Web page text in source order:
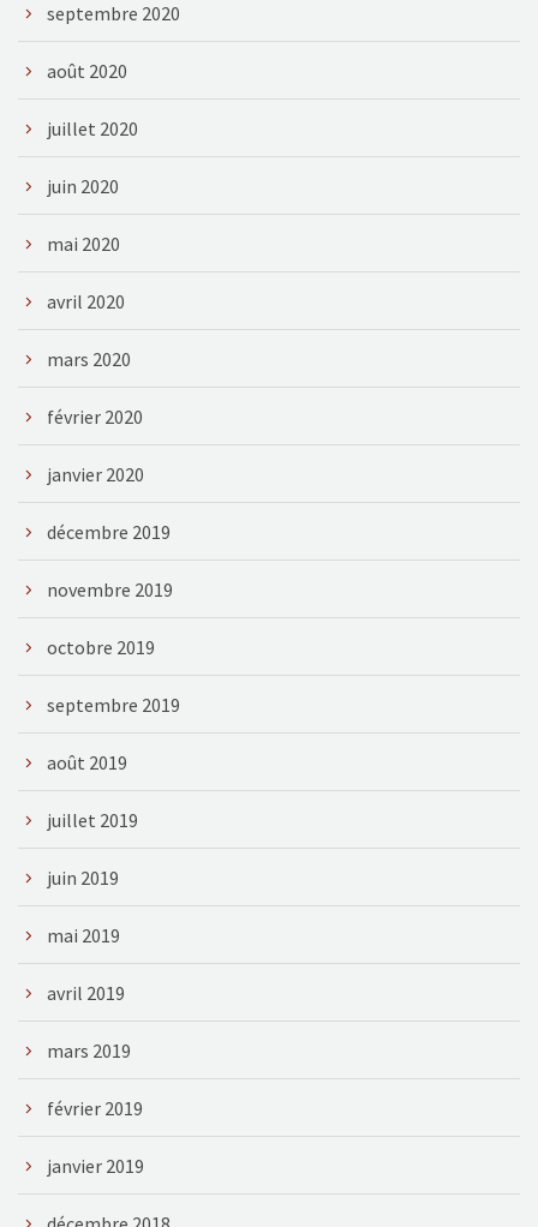
septembre 2020
août 2020
juillet 2020
juin 2020
mai 2020
avril 2020
mars 2020
février 2020
janvier 2020
décembre 2019
novembre 2019
octobre 2019
septembre 2019
août 2019
juillet 2019
juin 2019
mai 2019
avril 2019
mars 2019
février 2019
janvier 2019